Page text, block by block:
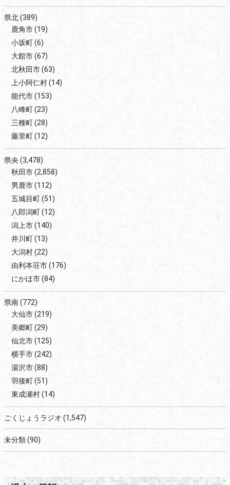
県北(389)
鹿角市(19)
小坂町(6)
大館市(67)
北秋田市(63)
上小阿仁村(14)
能代市(153)
八峰町(23)
三種町(28)
藤里町(12)
県央(3,478)
秋田市(2,858)
男鹿市(112)
五城目町(51)
八郎潟町(12)
潟上市(140)
井川町(13)
大潟村(22)
由利本荘市(176)
にかほ市(84)
県南(772)
大仙市(219)
美郷町(29)
仙北市(125)
横手市(242)
湯沢市(88)
羽後町(51)
東成瀬村(14)
ごくじょうラジオ (1,547)
未分類(90)